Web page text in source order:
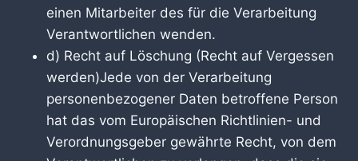
einen Mitarbeiter des für die Verarbeitung
Verantwortlichen wenden.
d) Recht auf Löschung (Recht auf Vergessen
werden)Jede von der Verarbeitung
personenbezogener Daten betroffene Person
hat das vom Europäischen Richtlinien- und
Verordnungsgeber gewährte Recht, von dem